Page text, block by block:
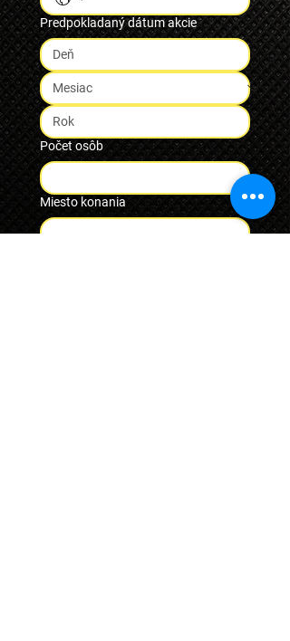
Predpokladaný dátum akcie
Počet osôb
Miesto konania